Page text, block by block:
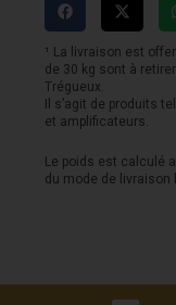
Planet
L
à
¹ La livraison est
de 30 kg sont à
Trégueux.
Il s’agit de produits
et amplificateurs.
Le poids est calculé
du mode de livraison